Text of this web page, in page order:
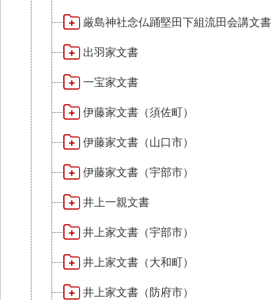
厳島神社念仏踊堅田下組流田会講文書
出羽家文書
一宝家文書
伊藤家文書（須佐町）
伊藤家文書（山口市）
伊藤家文書（宇部市）
井上一親文書
井上家文書（宇部市）
井上家文書（大和町）
井上家文書（防府市）